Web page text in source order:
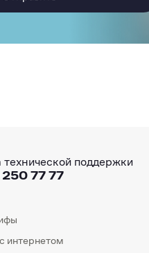
поддержки
77 77
интернетом